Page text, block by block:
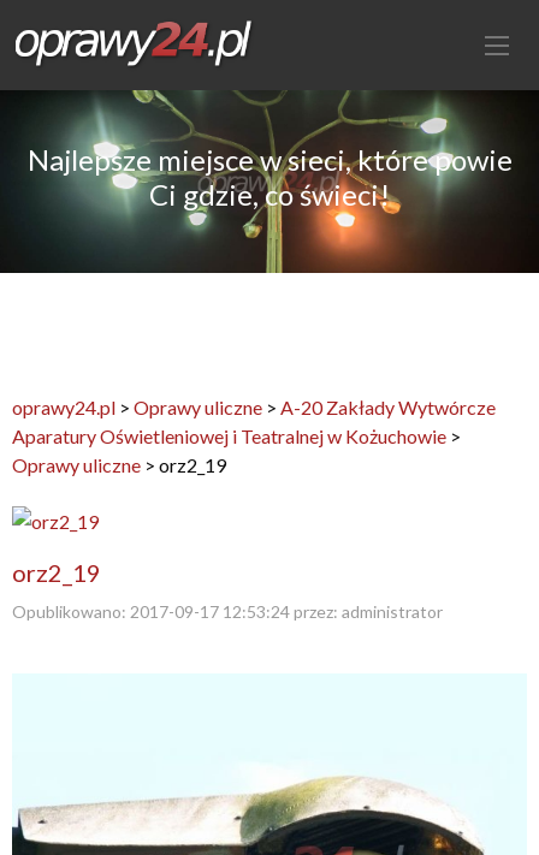
Najlepsze miejsce w sieci, które powie
Ci gdzie, co świeci!
oprawy24.pl > Oprawy uliczne > A-20 Zakłady Wytwórcze
Aparatury Oświetleniowej i Teatralnej w Kożuchowie >
Oprawy uliczne > orz2_19
orz2_19
Opublikowano: 2017-09-17 12:53:24przez: administrator